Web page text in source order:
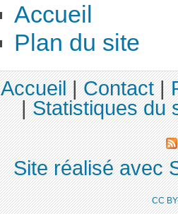
Accueil
Plan du site
Accueil|Contact|
|Statistiques du
Site réalisé avec
CC